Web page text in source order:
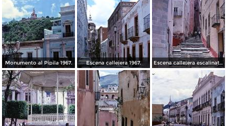
Monumento al Pipila 1967. Escena callejera 1967. Escena callejera escalinata 1967.